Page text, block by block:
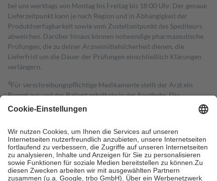
bei uns werktags von Montag bis Freitag bis 18:00 Uhr. Der genaue
Lieferzeitpunkt kann je nach Region und in Abhängigkeit der
Produktverfügbarkeit sowie vom Zustellzeitpunkt des Spediteurs
abweichen. Darüber hinaus können notwendige pharmazeutische
Prüfungen, die zu deiner Arzneimittelsicherheit dienen, die
Lieferfrist um die Dauer der Prüfungen einschließlich Klärungen
verlängern.
4Für verschreibungspflichtige Medikamente stellt der Arzt ein
Rezept aus und der Patient erhält sie in der Apotheke. Die
gesetzliche Krankenversicherung übernimmt in der Regel die
Kosten dafür, der Versicherte trägt einen Teil davon als Zuzahlung
Grundsätzlich leisten Mitglieder Zuzahlungen in Höhe von zehn
Prozent des Abgabepreises,mindestens jedochfünf Euround
höchstens zehn Euro.Es sind jedoch nie mehr als die tatsächlichen
Kosten der Leistung zu entrichten.
Diese Regeln gelten grundsätzlich auch für Online-Apotheken.